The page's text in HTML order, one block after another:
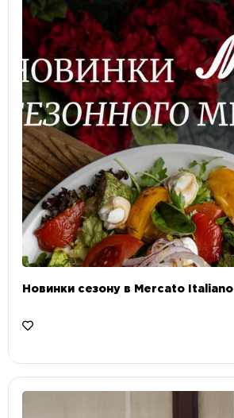
Новинки сезону в Mercato Italiano